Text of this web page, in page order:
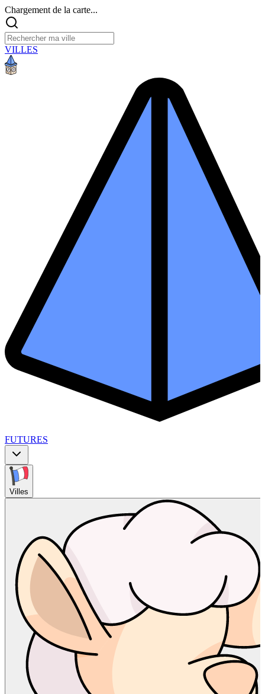
Chargement de la carte...
VILLES
FUTURES
Villes